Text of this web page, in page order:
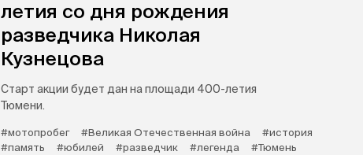
летия со дня рождения
разведчика Николая
Кузнецова
Старт акции будет дан на площади 400-летия
Тюмени.
#мотопробег #Великая Отечественная война
#история
#память
#юбилей #разведчик #легенда
#Тюмень